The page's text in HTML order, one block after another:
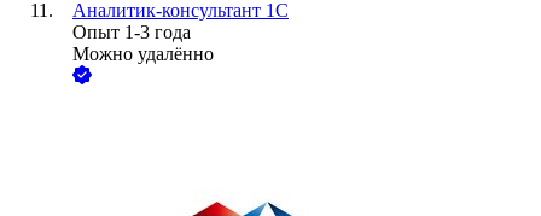
Аналитик-консультант 1С
Опыт 1-3 года
Можно удалённо